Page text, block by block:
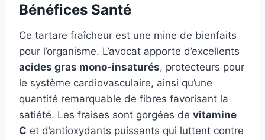
Bénéfices Santé
Ce tartare fraîcheur est une mine de bienfaits
pour l’organisme. L’avocat apporte d’excellents
acides gras mono-insaturés, protecteurs pour
le système cardiovasculaire, ainsi qu’une
quantité remarquable de fibres favorisant la
satiété. Les fraises sont gorgées de vitamine
C et d’antioxydants puissants qui luttent contre